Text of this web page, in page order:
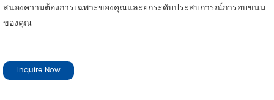
สนองความต้องการเฉพาะของคุณและยกระดับประสบการณ์การอบขนม
ของคุณ
Inquire Now